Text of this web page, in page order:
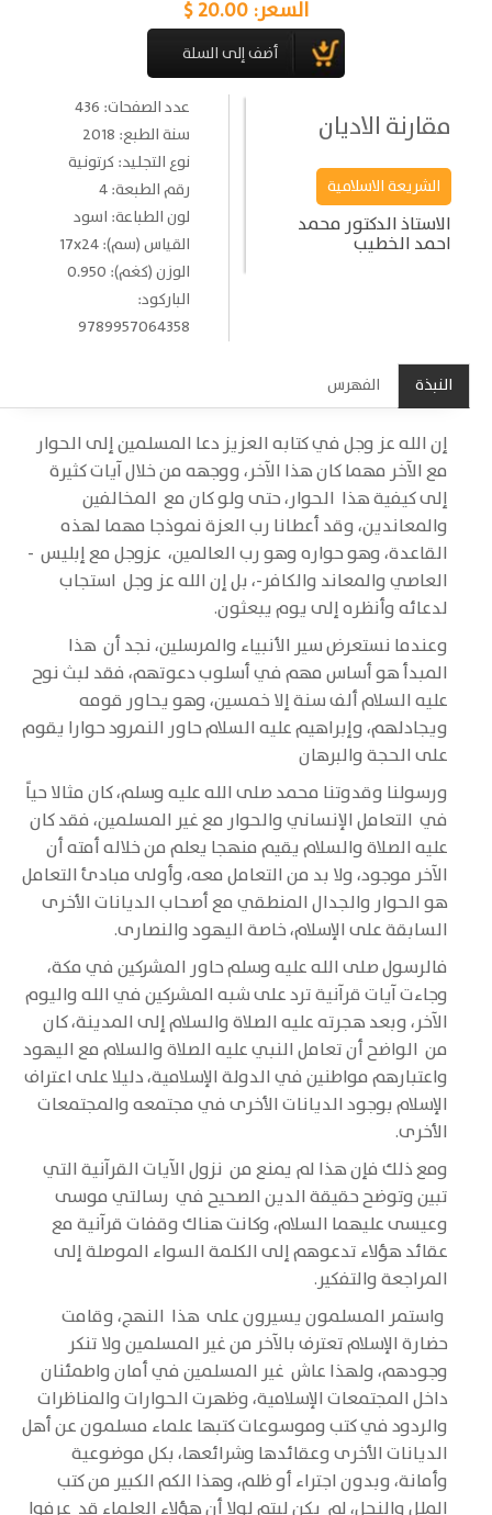
السعر: 20.00 $
مقارنة الاديان
الشريعة الاسلامية
الاستاذ الدكتور محمد
احمد الخطيب
عدد الصفحات: 436
سنة الطبع: 2018
نوع التجليد: كرتونية
رقم الطبعة: 4
لون الطباعة: اسود
القياس (سم): 17x24
الوزن (كغم): 0.950
الباركود:
9789957064358
النبذة الفهرس
إن الله عز وجل في كتابه العزيز دعا المسلمين إلى الحوار
مع الآخر مهما كان هذا الآخر، ووجهه من خلال آيات كثيرة
إلى كيفية هذا الحوار، حتى ولو كان مع المخالفين
والمعاندين، وقد أعطانا رب العزة نموذجا مهما لهذه
القاعدة، وهو حواره وهو رب العالمين، عزوجل مع إبليس -
العاصي والمعاند والكافر-، بل إن الله عز وجل استجاب
لدعائه وأنظره إلى يوم يبعثون.
وعندما نستعرض سير الأنبياء والمرسلين، نجد أن هذا
المبدأ هو أساس مهم في أسلوب دعوتهم، فقد لبث نوح
عليه السلام ألف سنة إلا خمسين، وهو يحاور قومه
ويجادلهم، وإبراهيم عليه السلام حاور النمرود حوارا يقوم
على الحجة والبرهان
ورسولنا وقدوتنا محمد صلى الله عليه وسلم، كان مثالا حياً
في التعامل الإنساني والحوار مع غير المسلمين، فقد كان
عليه الصلاة والسلام يقيم منهجا يعلم من خلاله أمته أن
الآخر موجود، ولا بد من التعامل معه، وأولى مبادئ التعامل
هو الحوار والجدال المنطقي مع أصحاب الديانات الأخرى
السابقة على الإسلام، خاصة اليهود والنصارى.
فالرسول صلى الله عليه وسلم حاور المشركين في مكة،
وجاءت آيات قرآنية ترد على شبه المشركين في الله واليوم
الآخر، وبعد هجرته عليه الصلاة والسلام إلى المدينة، كان
من الواضح أن تعامل النبي عليه الصلاة والسلام مع اليهود
واعتبارهم مواطنين في الدولة الإسلامية، دليلا على اعتراف
الإسلام بوجود الديانات الأخرى في مجتمعه والمجتمعات
الأخرى.
ومع ذلك فإن هذا لم يمنع من نزول الآيات القرآنية التي
تبين وتوضح حقيقة الدين الصحيح في رسالتي موسى
وعيسى عليهما السلام، وكانت هناك وقفات قرآنية مع
عقائد هؤلاء تدعوهم إلى الكلمة السواء الموصلة إلى
المراجعة والتفكير.
واستمر المسلمون يسيرون على هذا النهج، وقامت
حضارة الإسلام تعترف بالآخر من غير المسلمين ولا تنكر
وجودهم، ولهذا عاش غير المسلمين في أمان واطمئنان
داخل المجتمعات الإسلامية، وظهرت الحوارات والمناظرات
والردود في كتب وموسوعات كتبها علماء مسلمون عن أهل
الديانات الأخرى وعقائدها وشرائعها، بكل موضوعية
وأمانة، وبدون اجتراء أو ظلم، وهذا الكم الكبير من كتب
الملل والنحل، لم يكن ليتم لولا أن هؤلاء العلماء قد عرفوا